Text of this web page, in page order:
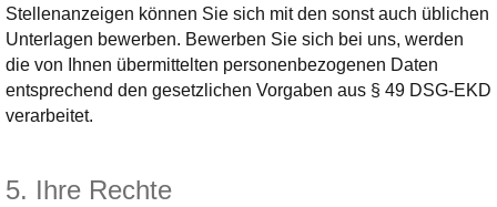
Stellenanzeigen können Sie sich mit den sonst auch üblichen
Unterlagen bewerben. Bewerben Sie sich bei uns, werden
die von Ihnen übermittelten personenbezogenen Daten
entsprechend den gesetzlichen Vorgaben aus § 49 DSG-EKD
verarbeitet.
5. Ihre Rechte